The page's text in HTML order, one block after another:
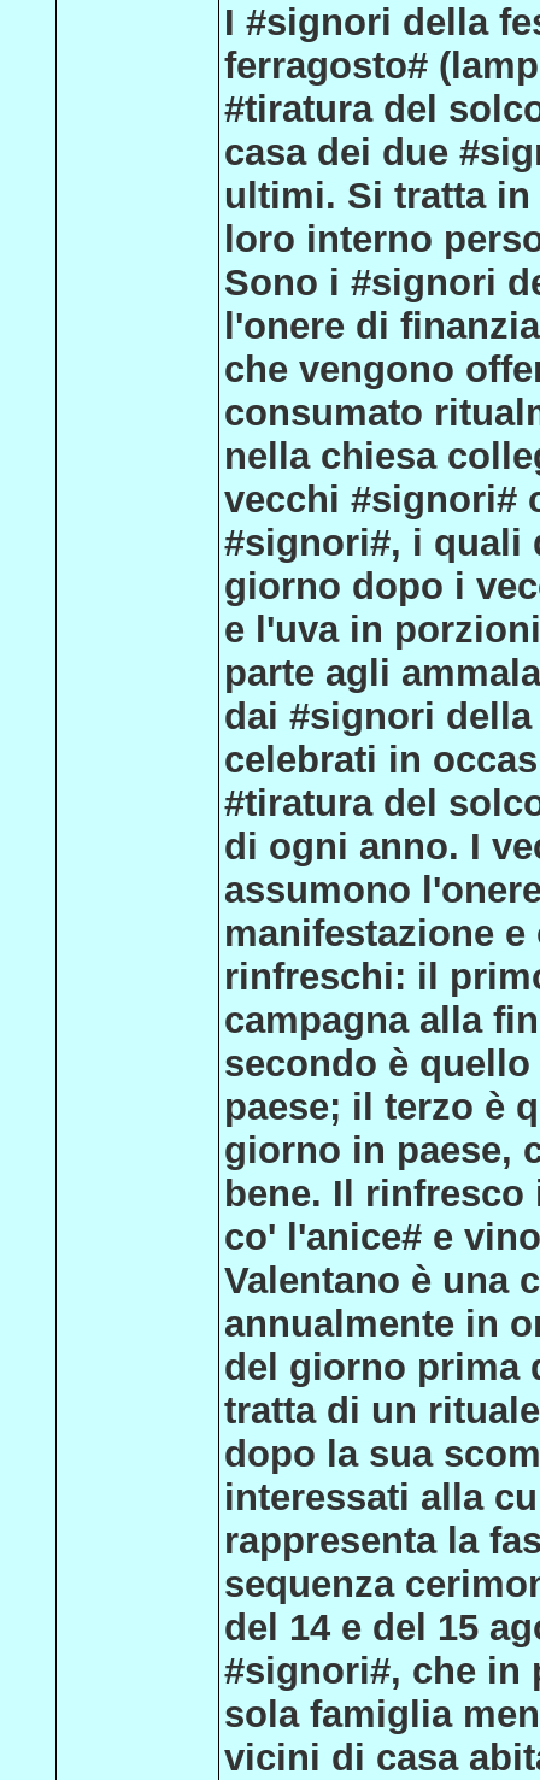
I #signori della
ferragosto#
#tiratura del
casa dei due
ultimi. Si tratta
loro interno
Sono i #signori
l'onere di
che vengono
consumato
nella chiesa
vecchi #signori#
#signori#, i quali
giorno dopo i
e l'uva in
parte agli
dai #signori
celebrati in
#tiratura del
di ogni anno. I
assumono
manifestazione
rinfreschi: il
campagna alla
secondo è
paese; il terzo è
giorno in paese,
bene. Il
co' l'anice# e
Valentano è una
annualmente in
del giorno prima
tratta di un
dopo la sua
interessati alla
rappresenta la
sequenza
del 14 e del 15
#signori#, che in
sola famiglia
vicini di casa